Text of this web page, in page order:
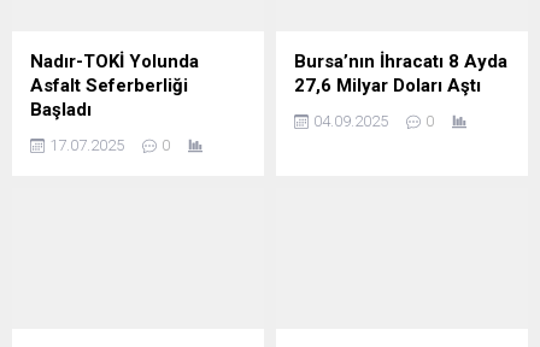
Nadır-TOKİ Yolunda
Asfalt Seferberliği
Başladı
17.07.2025 0
Bursa’nın İhracatı 8 Ayda
27,6 Milyar Doları Aştı
04.09.2025 0